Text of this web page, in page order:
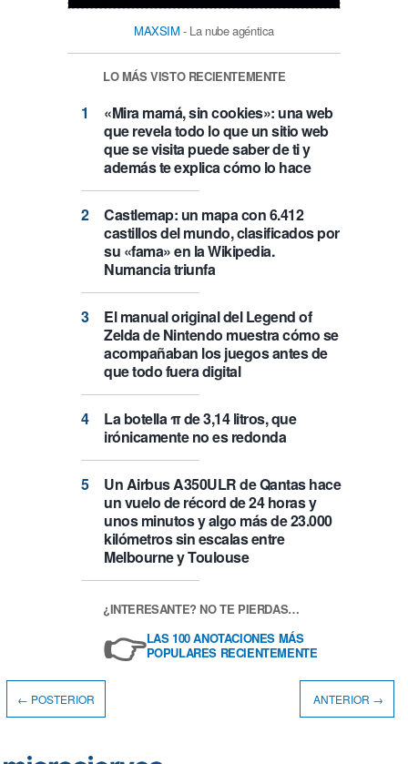
MAXSIM - La nube agéntica
LO MÁS VISTO RECIENTEMENTE
«Mira mamá, sin cookies»: una web
que revela todo lo que un sitio web
que se visita puede saber de ti y
además te explica cómo lo hace
Castlemap: un mapa con 6.412
castillos del mundo, clasificados por
su «fama» en la Wikipedia.
Numancia triunfa
El manual original del Legend of
Zelda de Nintendo muestra cómo se
acompañaban los juegos antes de
que todo fuera digital
La botella π de 3,14 litros, que
irónicamente no es redonda
Un Airbus A350ULR de Qantas hace
un vuelo de récord de 24 horas y
unos minutos y algo más de 23.000
kilómetros sin escalas entre
Melbourne y Toulouse
¿INTERESANTE? NO TE PIERDAS…
👉LAS 100 ANOTACIONES MÁS
POPULARES RECIENTEMENTE
← POSTERIOR ANTERIOR →